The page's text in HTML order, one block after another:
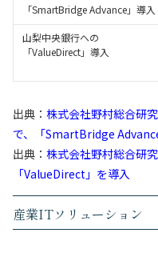
「SmartBridge Advance」導入
山梨中央銀行への
「ValueDirect」導入
出典： 株式会社野村総合研
で、「SmartBridge
出典： 株式会社野村総合研
「ValueDirect」を導入
産業ITソリューション